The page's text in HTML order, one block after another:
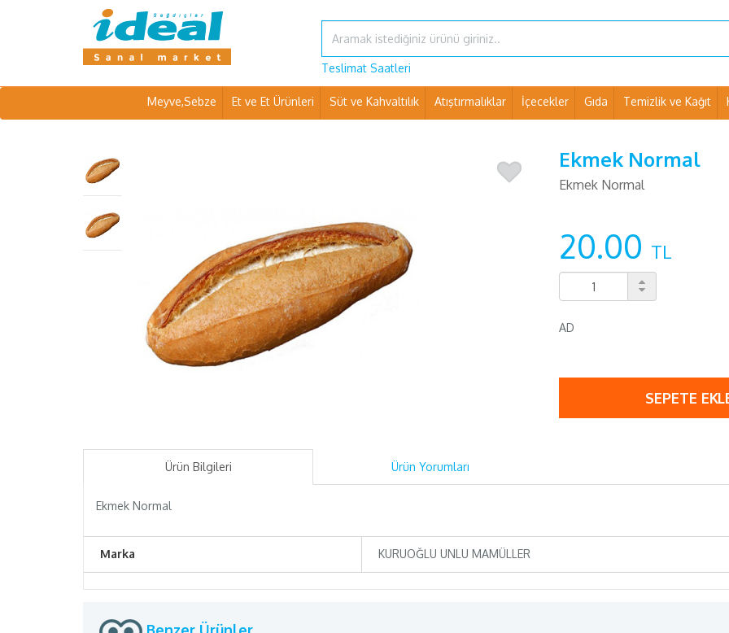
Teslimat Saatleri
Meyve,Sebze Et ve Et Ürünleri Süt ve Kahvaltılık Atıştırmalıklar İçecekler Gıda Temizlik ve Kağıt
Ekmek Normal
Ekmek Normal
20.00 TL
AD
SEPETE
Ürün Bilgileri Ürün Yorumları
Ekmek Normal
Marka KURUOĞLU UNLU MAMÜLLER